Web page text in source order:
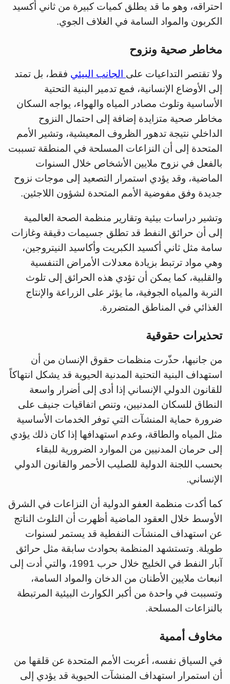
احتراقه، وهو ما قد يطلق كميات كبيرة من ثاني أكسيد
الكربون والمواد السامة في الغلاف الجوي.
مخاطر صحية ونزوح
ولا تقتصر التداعيات على الجانب البيئي فقط، بل تمتد
إلى الأوضاع الإنسانية، فمع تدمير البنية التحتية
الأساسية وتلوث مصادر المياه والهواء، يواجه السكان
مخاطر صحية متزايدة إضافة إلى احتمال النزوح
الداخلي نتيجة تدهور الظروف المعيشية، وتشير الأمم
المتحدة إلى أن النزاعات المسلحة في المنطقة تسببت
بالفعل في نزوح ملايين الأشخاص خلال السنوات
الماضية، وقد يؤدي استمرار التصعيد إلى موجات نزوح
جديدة وفق مفوضية الأمم المتحدة لشؤون اللاجئين.
وتشير دراسات بيئية وتقارير منظمة الصحة العالمية
إلى أن حرائق النفط قد تطلق جسيمات دقيقة وغازات
سامة مثل ثاني أكسيد الكبريت وأكاسيد النيتروجين،
وهي مواد ترتبط بزيادة معدلات الأمراض التنفسية
والقلبية، كما يمكن أن تؤدي هذه الحرائق إلى تلوث
التربة والمياه الجوفية، ما يؤثر على الزراعة والإنتاج
الغذائي في المناطق المتضررة.
تحذيرات حقوقية
من جانبها، حذّرت منظمات حقوق الإنسان من أن
استهداف البنية التحتية المدنية الحيوية قد يشكل انتهاكاً
للقانون الدولي الإنساني إذا أدى إلى أضرار واسعة
النطاق للسكان المدنيين، وتنص اتفاقيات جنيف على
ضرورة حماية المنشآت التي توفر الخدمات الأساسية
مثل المياه والطاقة، وعدم استهدافها إذا كان ذلك يؤدي
إلى حرمان المدنيين من الموارد الضرورية للبقاء
بحسب اللجنة الدولية للصليب الأحمر والقانون الدولي
الإنساني.
كما أكدت منظمة العفو الدولية أن النزاعات في الشرق
الأوسط خلال العقود الماضية أظهرت أن التلوث الناتج
عن استهداف المنشآت النفطية قد يستمر لسنوات
طويلة. وتستشهد المنظمة بحوادث سابقة مثل حرائق
آبار النفط في الخليج خلال حرب 1991، والتي أدت إلى
انبعاث ملايين الأطنان من الدخان والمواد السامة،
وتسببت في واحدة من أكبر الكوارث البيئية المرتبطة
بالنزاعات المسلحة.
مخاوف أممية
في السياق نفسه، أعربت الأمم المتحدة عن قلقها من
أن استمرار استهداف المنشآت الحيوية قد يؤدي إلى